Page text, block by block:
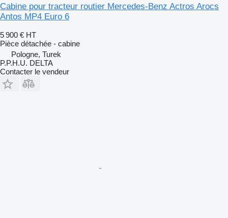
Cabine pour tracteur routier Mercedes-Benz Actros Arocs
Antos MP4 Euro 6
5 900 € HT
Pièce détachée - cabine
Pologne, Turek
P.P.H.U. DELTA
Contacter le vendeur